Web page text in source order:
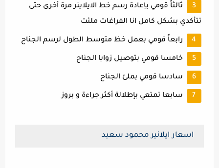
ثالثاً قومي بإعادة رسم خط الايلاينر مرة أخرى حتى
تتأكدي بشكل كامل انا الفراغات ملئت
رابعاً قومي بعمل خظ متوسط الطول لرسم الجناح
خامسا قومي بتوصيل زوايا الجناح
سادسا قومي بملئ الجناح
سابعا تمتعي بإطلالة أكثر جراءة و بروز
اسعار ايلانير محمود سعيد